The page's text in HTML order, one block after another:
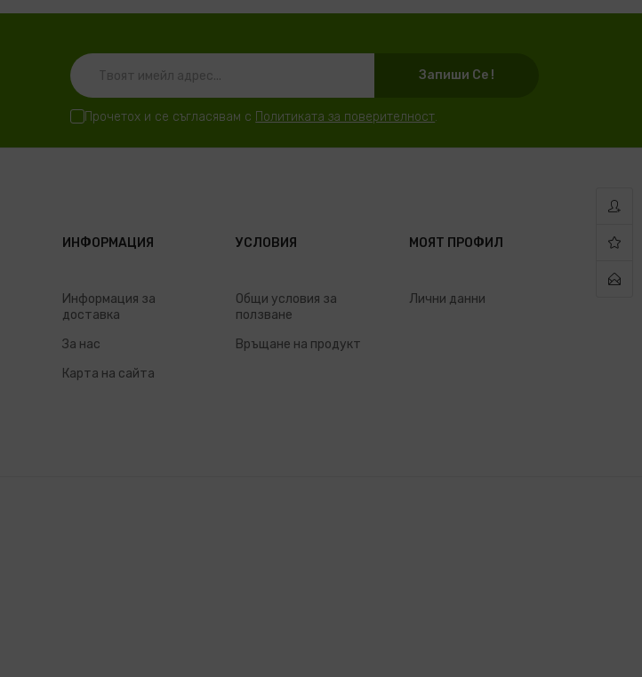
Запиши Се !
Прочетох и се съгласявам с Политиката за поверителност.
ИНФОРМАЦИЯ
Информация за
доставка
За нас
Карта на сайта
УСЛОВИЯ
Общи условия за
ползване
Връщане на продукт
МОЯТ ПРОФИЛ
Лични данни